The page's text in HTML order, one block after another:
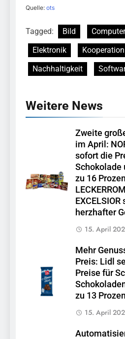
Quelle: ots
Tagged: Bild Computer
Elektronik
Kooperation
Nachhaltigkeit
Weitere News
Zweite
im April:
sofort die
Schokolade
zu 16
EXCELSIOR
herzhafter
15. April
Mehr
Preis: Lidl
Preise für
zu 13
15. April